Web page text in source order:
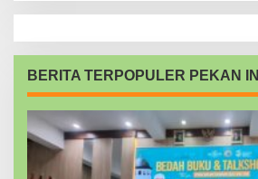
BERITA TERPOPULER PEKAN INI